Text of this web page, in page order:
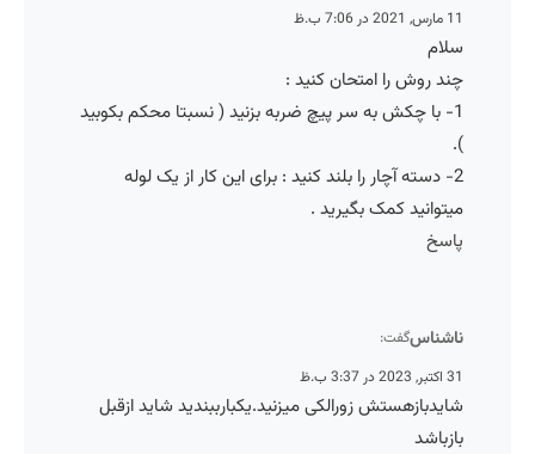
11 مارس, 2021 در 7:06 ب.ظ
سلام
چند روش را امتحان کنید :
1- با چکش به سر پیچ ضربه بزنید ( نسبتا محکم بکوبید
).
2- دسته آچار را بلند کنید : برای این کار از یک لوله
میتوانید کمک بگیرید .
پاسخ
ناشناسگفت:
31 اکتبر, 2023 در 3:37 ب.ظ
شایدبازهستش زورالکی میزنید.یکبارببندید شاید ازقبل
بازباشد